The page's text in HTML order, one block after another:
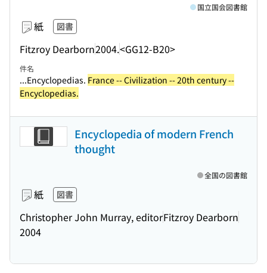
紙 図書
Fitzroy Dearborn2004.<GG12-B20>
国立国会図書館
件名
...Encyclopedias. France -- Civilization -- 20th century --
Encyclopedias.
Encyclopedia of modern French
thought
紙 図書
Christopher John Murray, editorFitzroy Dearborn
2004
全国の図書館